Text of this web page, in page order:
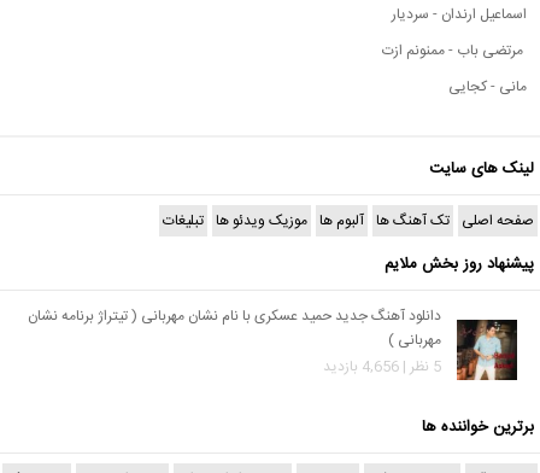
اسماعیل ارندان - سردیار
مرتضی باب - ممنونم ازت
مانی - کجایی
لینک های سایت
صفحه اصلی تک آهنگ ها آلبوم ها موزیک ویدئو ها تبلیغات
پیشنهاد روز بخش ملایم
دانلود آهنگ جدید حمید عسکری با نام نشان مهربانی ( تیتراژ برنامه نشان
مهربانی )
5 نظر | 4,656 بازدید
برترین خواننده ها